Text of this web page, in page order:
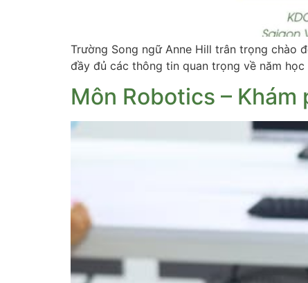
Trường Song ngữ Anne Hill trân trọng chào
đầy đủ các thông tin quan trọng về năm
Môn Robotics –